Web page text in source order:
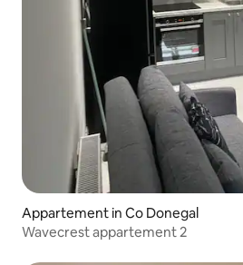
Appartement in Co Donegal
Wavecrest appartement 2